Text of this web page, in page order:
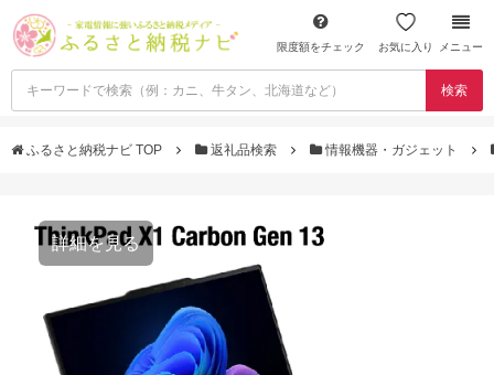
限度額をチェック お気に入り メニュー
検索
ふるさと納税ナビ TOP 返礼品検索 情報機器・ガジェット
詳細を見る